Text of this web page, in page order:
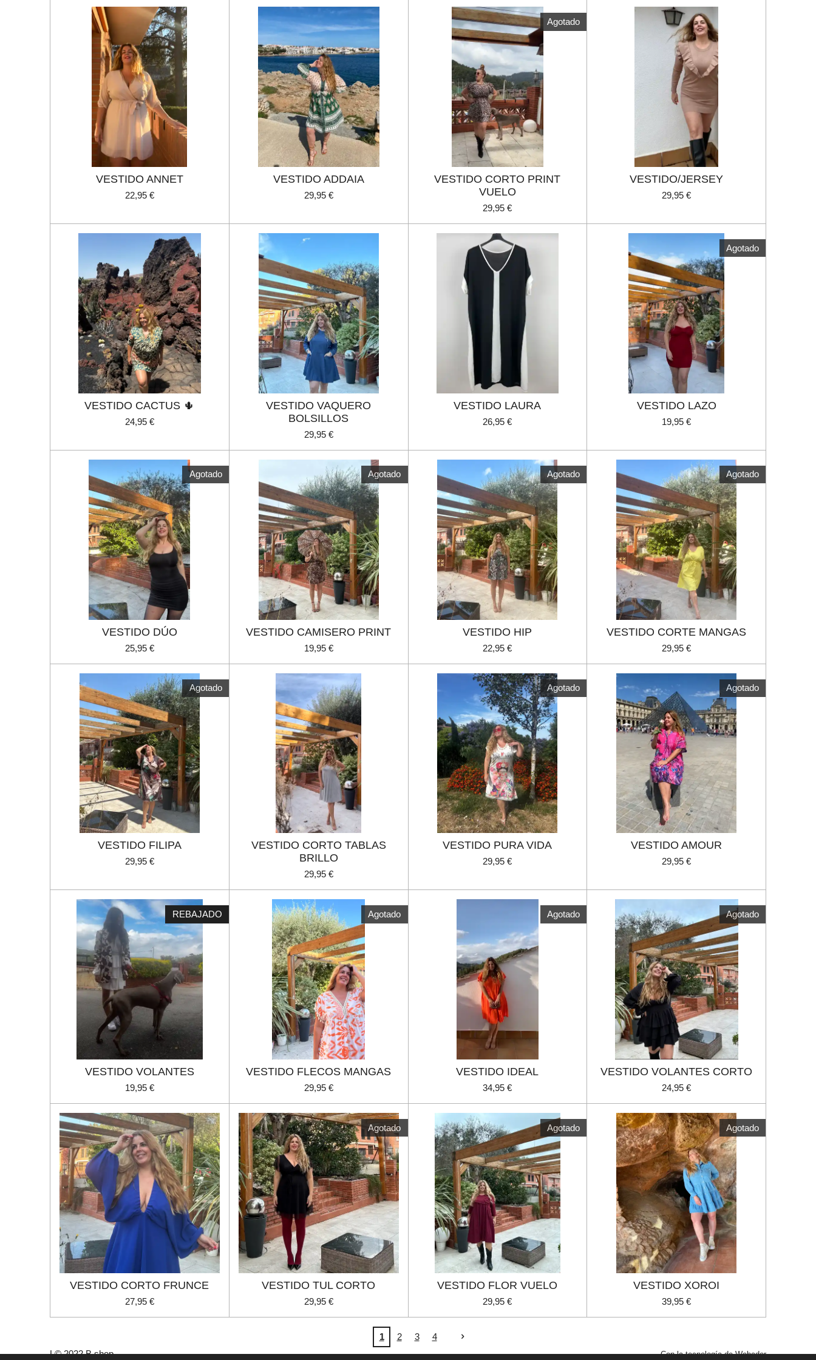
VESTIDO ANNET
22,95 €
VESTIDO ADDAIA
29,95 €
Agotado
VESTIDO CORTO PRINT
VUELO
29,95 €
VESTIDO/JERSEY
29,95 €
VESTIDO CACTUS 🌵
24,95 €
VESTIDO VAQUERO
BOLSILLOS
29,95 €
VESTIDO LAURA
26,95 €
Agotado
VESTIDO LAZO
19,95 €
Agotado
VESTIDO DÚO
25,95 €
Agotado
VESTIDO CAMISERO PRINT
19,95 €
Agotado
VESTIDO HIP
22,95 €
Agotado
VESTIDO CORTE MANGAS
29,95 €
Agotado
VESTIDO FILIPA
29,95 €
VESTIDO CORTO TABLAS
BRILLO
29,95 €
Agotado
VESTIDO PURA VIDA
29,95 €
Agotado
VESTIDO AMOUR
29,95 €
REBAJADO
VESTIDO VOLANTES
19,95 €
Agotado
VESTIDO FLECOS MANGAS
29,95 €
Agotado
VESTIDO IDEAL
34,95 €
Agotado
VESTIDO VOLANTES CORTO
24,95 €
VESTIDO CORTO FRUNCE
27,95 €
Agotado
VESTIDO TUL CORTO
29,95 €
Agotado
VESTIDO FLOR VUELO
29,95 €
Agotado
VESTIDO XOROI
39,95 €
1 2 3
4
L© 2022 B shop
Con la tecnología deWebador